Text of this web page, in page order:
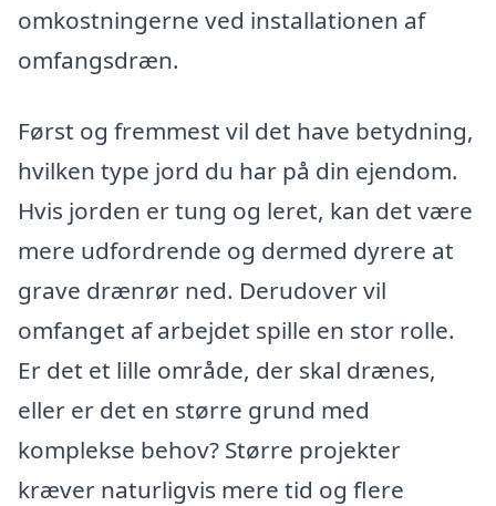
omkostningerne ved installationen af
omfangsdræn.
Først og fremmest vil det have betydning,
hvilken type jord du har på din ejendom.
Hvis jorden er tung og leret, kan det være
mere udfordrende og dermed dyrere at
grave drænrør ned. Derudover vil
omfanget af arbejdet spille en stor rolle.
Er det et lille område, der skal drænes,
eller er det en større grund med
komplekse behov? Større projekter
kræver naturligvis mere tid og flere